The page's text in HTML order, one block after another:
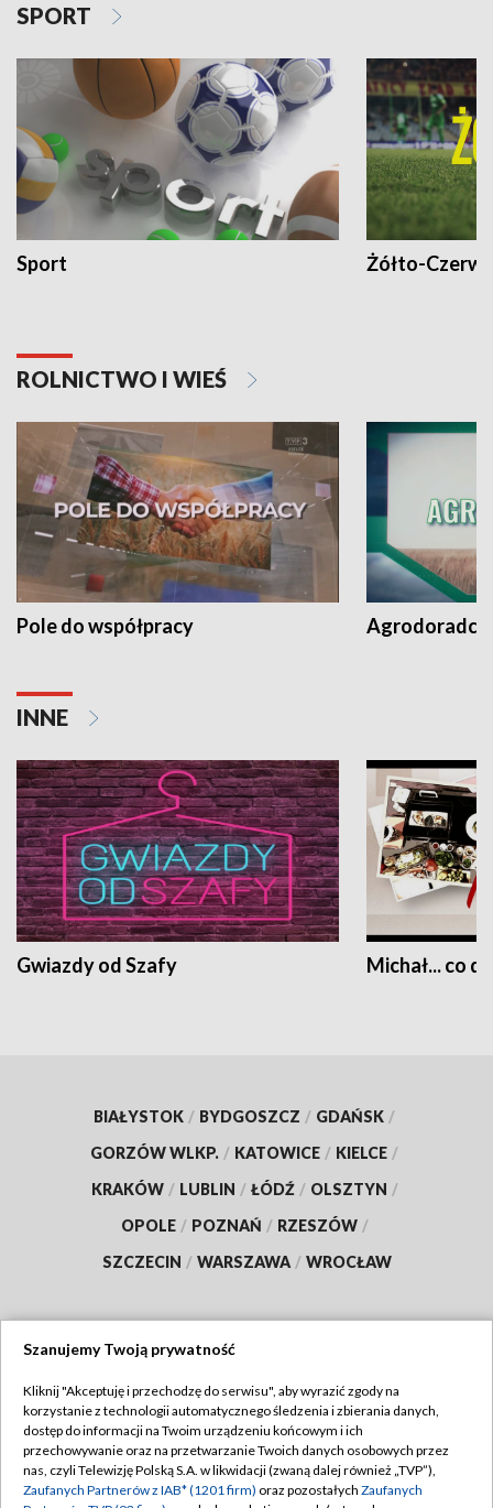
SPORT
Sport Żółto-
ROLNICTWO I WIEŚ
Pole do współpracy Agrodoradcy
INNE
Gwiazdy od Szafy Michał... co
BIAŁYSTOK / BYDGOSZCZ / GDAŃSK /
GORZÓW WLKP. / KATOWICE / KIELCE /
KRAKÓW / LUBLIN / ŁÓDŹ / OLSZTYN /
OPOLE / POZNAŃ / RZESZÓW /
SZCZECIN / WARSZAWA / WROCŁAW
TVP
Abonament TVP
Emisja w TVP
Regulamin TVP
Polityka prywatności
Szanujemy Twoją prywatność
Kliknij "Akceptuję i przechodzę do serwisu", aby wyrazić zgody na
korzystanie z technologii automatycznego śledzenia i zbierania danych,
dostęp do informacji na Twoim urządzeniu końcowym i ich
przechowywanie oraz na przetwarzanie Twoich danych osobowych przez
nas, czyli Telewizję Polską S.A. w likwidacji (zwaną dalej również „TVP”),
Zaufanych Partnerów z IAB* (1201 firm) oraz pozostałych Zaufanych